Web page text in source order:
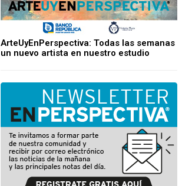
ArteUyEnPerspectiva: Todas las semanas
un nuevo artista en nuestro estudio